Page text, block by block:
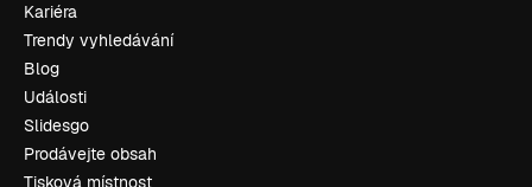
Kariéra
Trendy vyhledávání
Blog
Události
Slidesgo
Prodávejte obsah
Tisková místnost